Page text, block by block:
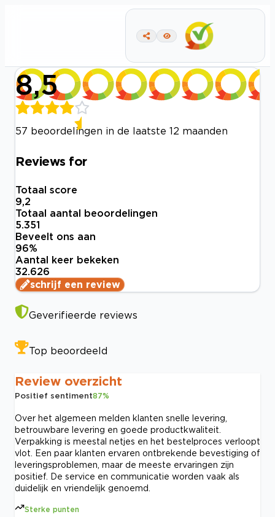
8,5
57 beoordelingen in de laatste 12 maanden
Reviews for
Totaal score
9,2
Totaal aantal beoordelingen
5.351
Beveelt ons aan
96%
Aantal keer bekeken
32.626
schrijf een review
Geverifieerde reviews
Top beoordeeld
Review overzicht
Positief sentiment87%
Over het algemeen melden klanten snelle levering,
betrouwbare levering en goede productkwaliteit.
Verpakking is meestal netjes en het bestelproces verloopt
vlot. Een paar klanten ervaren ontbrekende bevestiging of
leveringsproblemen, maar de meeste ervaringen zijn
positief. De service en communicatie worden vaak als
duidelijk en vriendelijk genoemd.
Sterke punten